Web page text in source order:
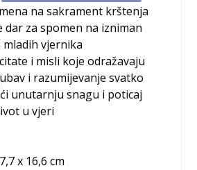
na sakrament krštenja
dar za spomen na izniman
vjernika
i misli koje odražavaju
i razumijevanje svatko
unutarnju snagu i poticaj
u vjeri
x 16,6 cm